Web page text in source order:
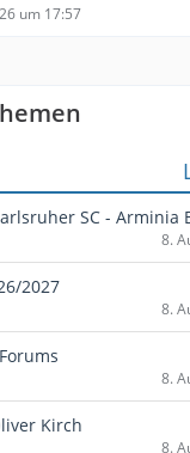
um 17:57
SC - Arminia
8.
2027
8.
8.
Kirch
8.